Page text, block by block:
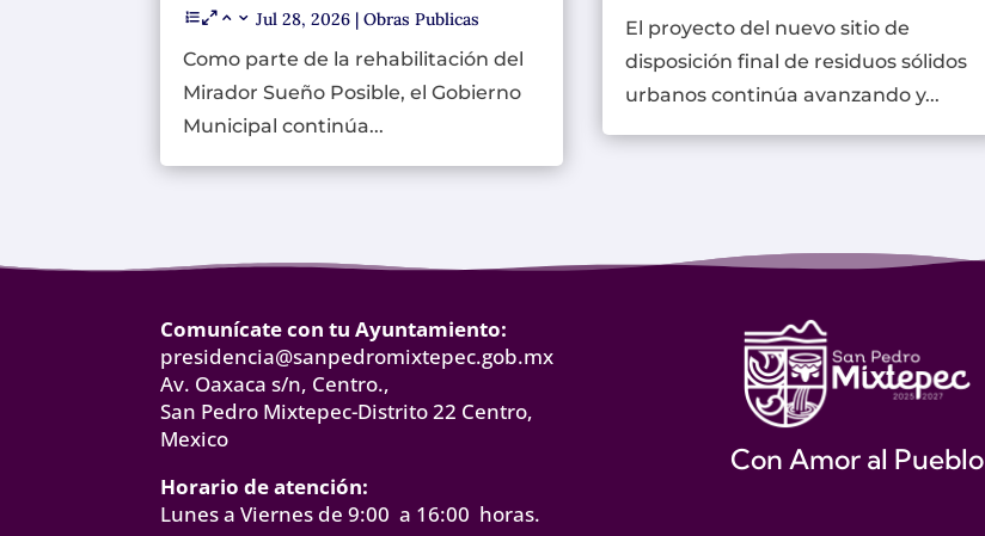
Jul 28, 2026 |Obras Publicas
Como parte de la rehabilitación del
Mirador Sueño Posible, el Gobierno
Municipal continúa...
El proyecto del nuevo sitio de
disposición final de residuos sólidos
urbanos continúa avanzando y...
Comunícate con tu Ayuntamiento:
presidencia@sanpedromixtepec.gob.mx
Av. Oaxaca s/n, Centro.,
San Pedro Mixtepec-Distrito 22 Centro,
Mexico
Horario de atención:
Lunes a Viernes de 9:00 a 16:00 horas.
Con Amor al Pueblo